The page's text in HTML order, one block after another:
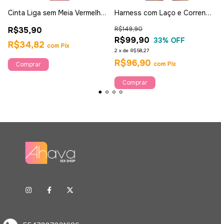
Cinta Liga sem Meia Vermelha
R$35,90
R$34,82 com Pix
Harness com Laço e Corrente
R$99,90
R$149,90
33% OFF
2 x de R$58,27
R$96,90 com Pix